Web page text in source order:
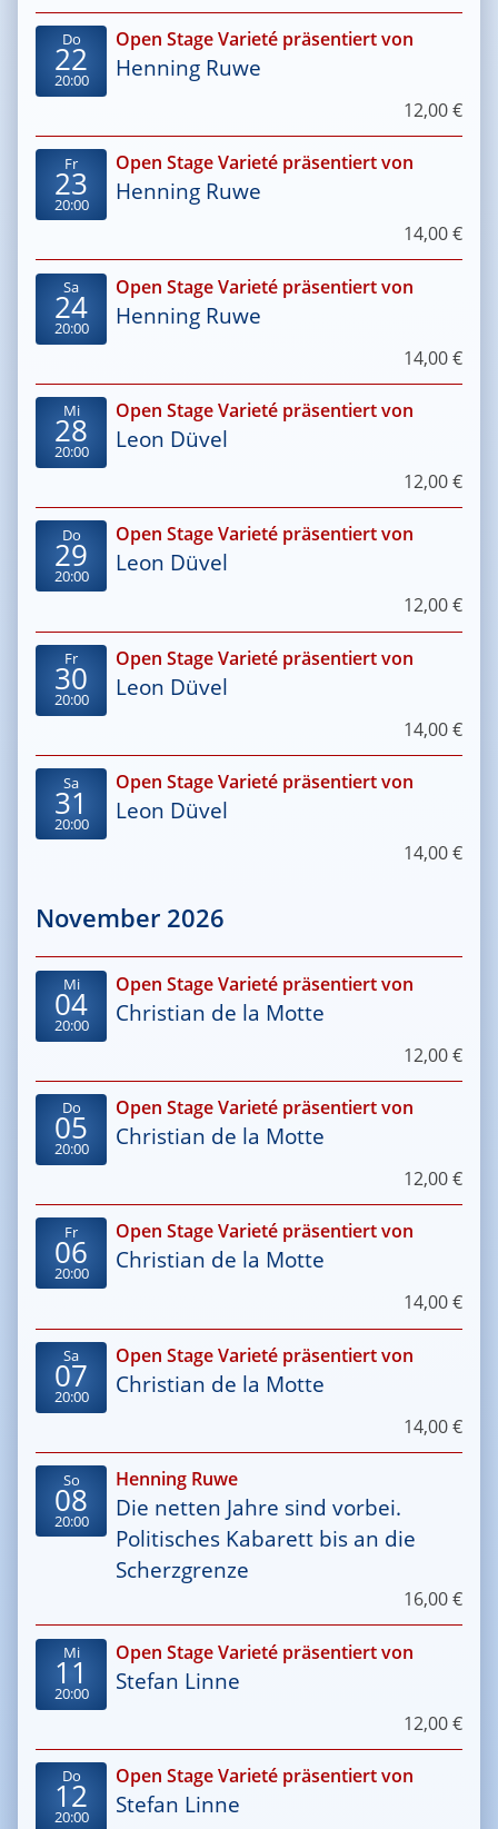
Do
22
20:00
Open Stage Varieté präsentiert von
Henning Ruwe
12,00 €
Fr
23
20:00
Open Stage Varieté präsentiert von
Henning Ruwe
14,00 €
Sa
24
20:00
Open Stage Varieté präsentiert von
Henning Ruwe
14,00 €
Mi
28
20:00
Open Stage Varieté präsentiert von
Leon Düvel
12,00 €
Do
29
20:00
Open Stage Varieté präsentiert von
Leon Düvel
12,00 €
Fr
30
20:00
Open Stage Varieté präsentiert von
Leon Düvel
14,00 €
Sa
31
20:00
Open Stage Varieté präsentiert von
Leon Düvel
14,00 €
November 2026
Mi
04
20:00
Open Stage Varieté präsentiert von
Christian de la Motte
12,00 €
Do
05
20:00
Open Stage Varieté präsentiert von
Christian de la Motte
12,00 €
Fr
06
20:00
Open Stage Varieté präsentiert von
Christian de la Motte
14,00 €
Sa
07
20:00
Open Stage Varieté präsentiert von
Christian de la Motte
14,00 €
So
08
20:00
Henning Ruwe
Die netten Jahre sind vorbei.
Politisches Kabarett bis an die
Scherzgrenze
16,00 €
Mi
11
20:00
Open Stage Varieté präsentiert von
Stefan Linne
12,00 €
Do
12
20:00
Open Stage Varieté präsentiert von
Stefan Linne